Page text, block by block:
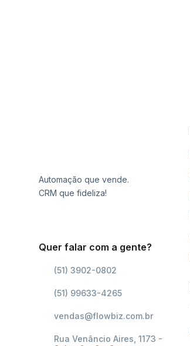
Automação que vende.
CRM que fideliza!
Quer falar com a gente?
(51) 3902-0802
(51) 99633-4265
vendas@flowbiz.com.br
Rua Venâncio Aires, 1173 -